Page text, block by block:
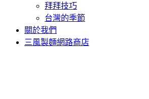
拜拜技巧
台灣的季節
關於我們
三風製麵網路商店